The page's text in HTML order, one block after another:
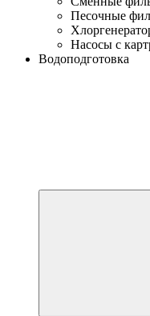
Песочные
Насосы с
Водоподготовка